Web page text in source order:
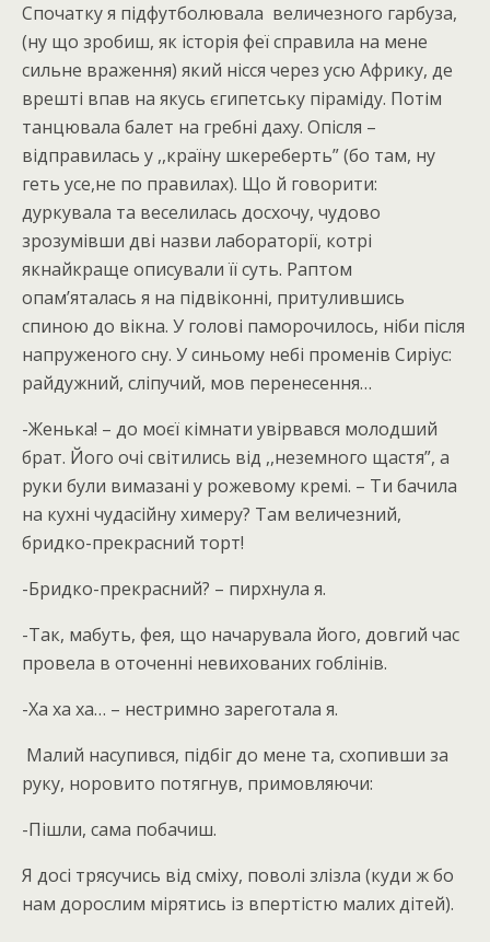
Спочатку я підфутболювала величезного гарбуза,
(ну що зробиш, як історія феї справила на мене
сильне враження) який нісся через усю Африку, де
врешті впав на якусь єгипетську піраміду. Потім
танцювала балет на гребні даху. Опісля –
відправилась у ,,країну шкереберть” (бо там, ну
геть усе,не по правилах). Що й говорити:
дуркувала та веселилась досхочу, чудово
зрозумівши дві назви лабораторії, котрі
якнайкраще описували її суть. Раптом
опам’яталась я на підвіконні, притулившись
спиною до вікна. У голові паморочилось, ніби після
напруженого сну. У синьому небі променів Сиріус:
райдужний, сліпучий, мов перенесення…
-Женька! – до моєї кімнати увірвався молодший
брат. Його очі світились від ,,неземного щастя”, а
руки були вимазані у рожевому кремі. – Ти бачила
на кухні чудасійну химеру? Там величезний,
бридко-прекрасний торт!
-Бридко-прекрасний? – пирхнула я.
-Так, мабуть, фея, що начарувала його, довгий час
провела в оточенні невихованих гоблінів.
-Ха ха ха… – нестримно зареготала я.
Малий насупився, підбіг до мене та, схопивши за
руку, норовито потягнув, примовляючи:
-Пішли, сама побачиш.
Я досі трясучись від сміху, поволі злізла (куди ж бо
нам дорослим мірятись із впертістю малих дітей).